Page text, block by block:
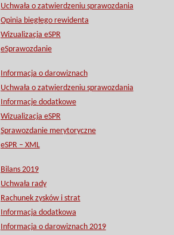
Uchwała o zatwierdzeniu sprawozdania
Opinia biegłego rewidenta
Wizualizacja eSPR
eSprawozdanie
Informacja o darowiznach
Uchwała o zatwierdzeniu sprawozdania
Informacje dodatkowe
Wizualizacja eSPR
Sprawozdanie merytoryczne
eSPR – XML
Bilans 2019
Uchwała rady
Rachunek zysków i strat
Informacja dodatkowa
Informacja o darowiznach 2019